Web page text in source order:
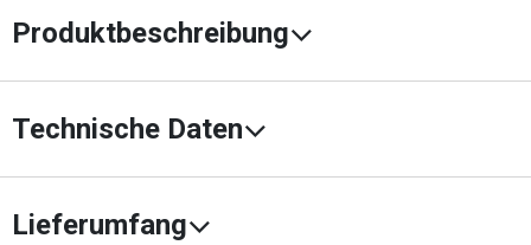
Produktbeschreibung
Technische Daten
Lieferumfang